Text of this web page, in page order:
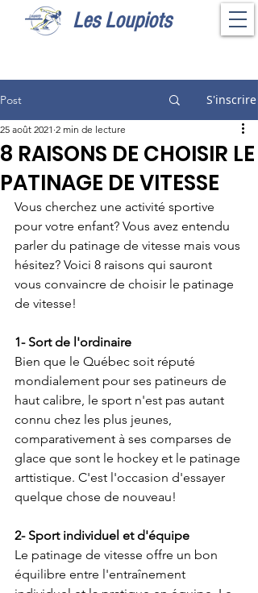
Les Loupiots
Post S'inscrire
8 RAISONS DE CHOISIR LE
PATINAGE DE VITESSE
25 août 2021 2 min de lecture
Vous cherchez une activité sportive
pour votre enfant? Vous avez entendu
parler du patinage de vitesse mais vous
hésitez? Voici 8 raisons qui sauront
vous convaincre de choisir le patinage
de vitesse!
1- Sort de l'ordinaire
Bien que le Québec soit réputé
mondialement pour ses patineurs de
haut calibre, le sport n'est pas autant
connu chez les plus jeunes,
comparativement à ses comparses de
glace que sont le hockey et le patinage
arttistique. C'est l'occasion d'essayer
quelque chose de nouveau!
2- Sport individuel et d'équipe
Le patinage de vitesse offre un bon
équilibre entre l'entraînement